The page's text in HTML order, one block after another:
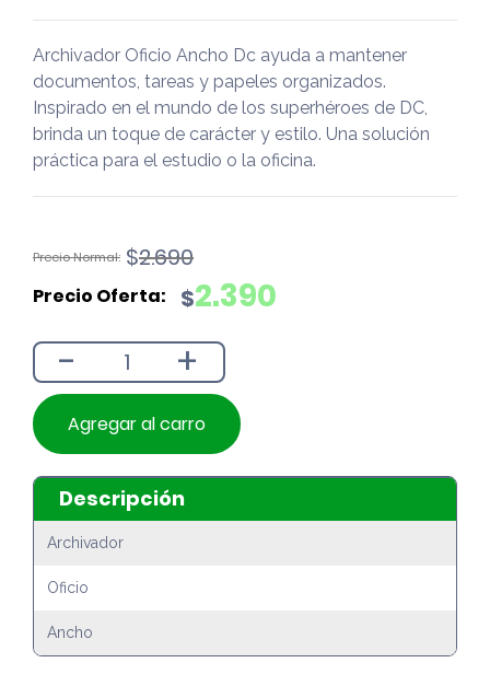
Archivador Oficio Ancho Dc ayuda a mantener
documentos, tareas y papeles organizados.
Inspirado en el mundo de los superhéroes de DC,
brinda un toque de carácter y estilo. Una solución
práctica para el estudio o la oficina.
$2.690
El
original
$2.690.
$2.390
El
actual
$2.390.
- +
Agregar al carro
Descripción
Archivador
Oficio
Ancho